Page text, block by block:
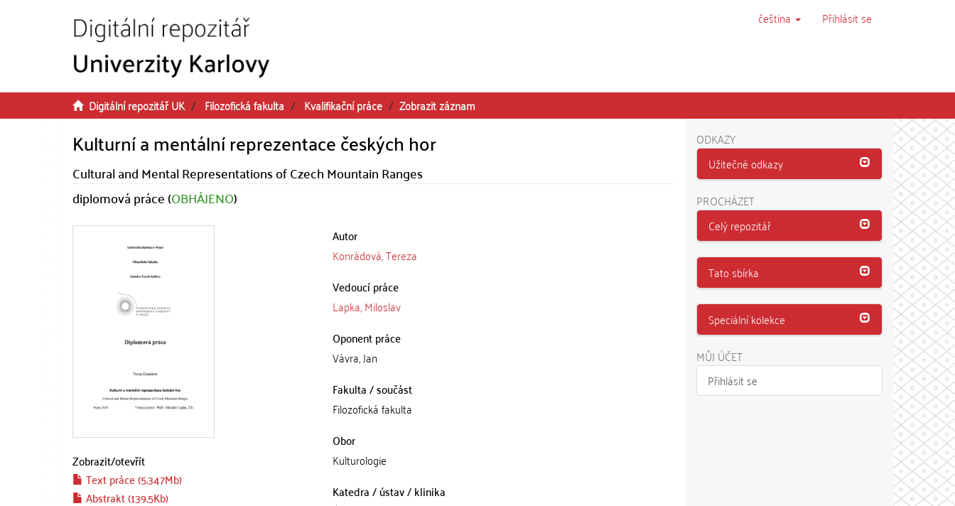
čeština Přihlásit se
Digitální repozitář UK Filozofická fakulta Kvalifikační práce Zobrazit záznam
Kulturní a mentální reprezentace českých hor
Cultural and Mental Representations of Czech Mountain Ranges
diplomová práce (OBHÁJENO)
Zobrazit/otevřít
Text práce (5.347Mb)
Abstrakt (139.5Kb)
Autor
Konrádová, Tereza
Vedoucí práce
Lapka, Miloslav
Oponent práce
Vávra, Jan
Fakulta / součást
Filozofická fakulta
Obor
Kulturologie
Katedra / ústav / klinika
ODKAZY
Užitečné odkazy
PROCHÁZET
Celý repozitář
Tato sbírka
Speciální kolekce
MŮJ ÚČET
Přihlásit se